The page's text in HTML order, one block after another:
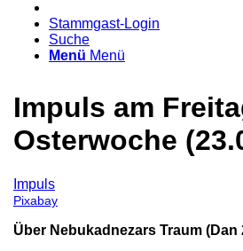
Stammgast-Login
Suche
Menü Menü
Impuls am
Osterwoche
Impuls
Pixabay
Über Nebukadnezars Traum (Dan